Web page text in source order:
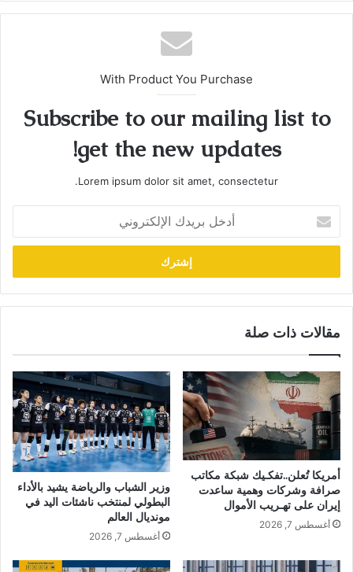
With Product You Purchase
Subscribe to our mailing list to
get the new updates!
Lorem ipsum dolor sit amet, consectetur.
بريدك
الإلكتروني
مقالات ذات صلة
أمريكا تُعلن..تفكـيك شبكة مكاتب
صرافة وشركات وهمية ساعدت
إيران على تهـريب الأموال
أغسطس 7, 2026
وزير الشباب والرياضة يشيد بالأداء
البطولي لمنتخب ناشئات اليد في
مونديال العالم
أغسطس 7, 2026